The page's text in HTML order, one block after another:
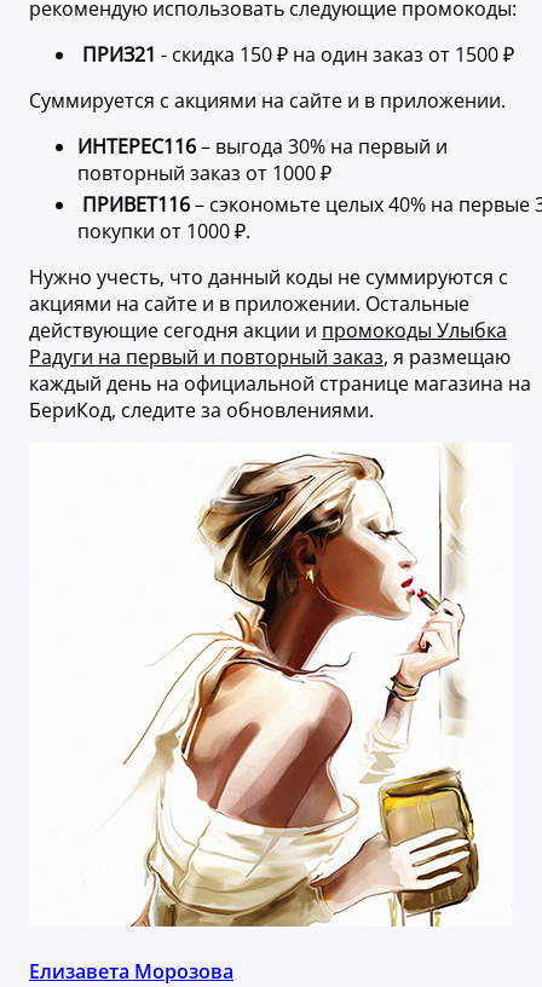
рекомендую использовать следующие промокоды:
ПРИЗ21 - скидка 150 ₽ на один заказ от 1500 ₽
Суммируется с акциями на сайте и в приложении.
ИНТЕРЕС116– выгода 30% на первый и
повторный заказ от 1000 ₽
ПРИВЕТ116– сэкономьте целых 40% на первые
покупки от 1000 ₽.
Нужно учесть, что данный коды не суммируются с
акциями на сайте и в приложении. Остальные
действующие сегодня акции и промокоды Улыбка
Радуги на первый и повторный заказ, я размещаю
каждый день на официальной странице магазина на
БериКод, следите за обновлениями.
Елизавета Морозова